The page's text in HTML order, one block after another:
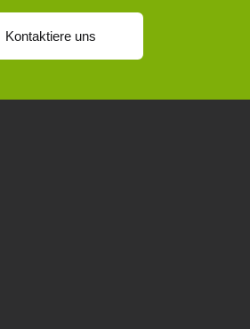
Kontaktiere uns